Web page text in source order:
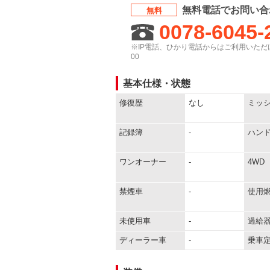
無料 無料電話でお問い
0078-
※IP電話、ひかり電話からはご利用いた
00
基本仕様・状態
修復歴 なし ミッ
記録簿 - ハン
ワンオーナー - 4WD
禁煙車 - 使用
未使用車 - 過給
ディーラー車 - 乗車